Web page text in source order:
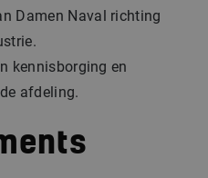
Damen Naval richting
kennisborging en
afdeling.